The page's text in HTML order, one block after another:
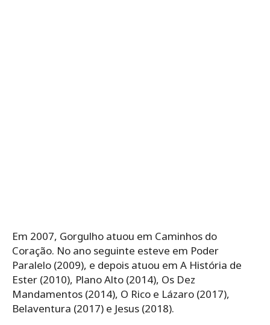
Em 2007, Gorgulho atuou em Caminhos do
Coração. No ano seguinte esteve em Poder
Paralelo (2009), e depois atuou em A História de
Ester (2010), Plano Alto (2014), Os Dez
Mandamentos (2014), O Rico e Lázaro (2017),
Belaventura (2017) e Jesus (2018).